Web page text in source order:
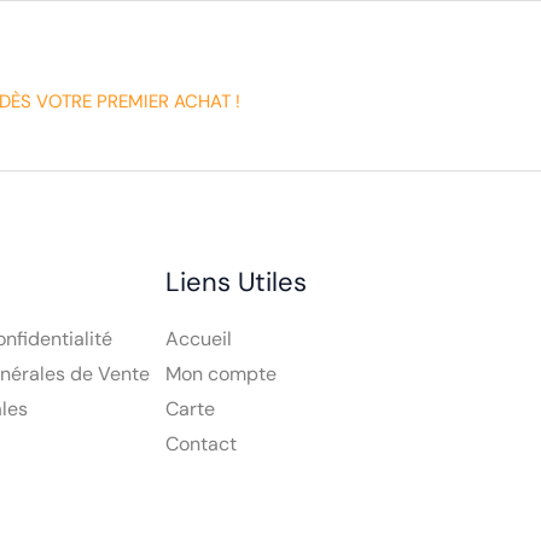
VOTRE PREMIER ACHAT !
de Vente
Liens Utiles
Accueil
Mon compte
Carte
Contact